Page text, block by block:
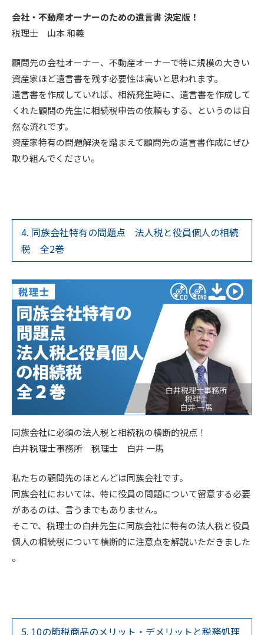
会社・不動産オーナーのための遺言書 決定版！
税理士 山本 和義
顧問先の会社オーナー、不動産オーナーで特に規模の大きい
資産家ほど遺言書を残す必要性は高いと思われます。
遺言書を作成していれば、相続発生時に、遺言書を作成して
くれた顧問の先生に相続税申告の依頼もする、というのは自
然な流れです。
資産家特有の問題解決を踏まえて顧問先の遺言書作成にぜひ
取り組んでください。
4. 同族会社特有の問題点 法人税と役員個人の相続
税 全2巻
同族会社に必須の法人税と相続税の横断的視点！
白井税理士事務所 税理士 白井 一馬
私たちの顧問先のほとんどは同族会社です。
同族会社においては、特に役員の問題について留意する必要
があるのは、言うまでもありません。
そこで、税理士の白井先生に同族会社に特有の法人税と役員
個人の相続税について横断的に注意点を解説いただきました
。
5. 10の節税商品のメリット・デメリットと税務処理